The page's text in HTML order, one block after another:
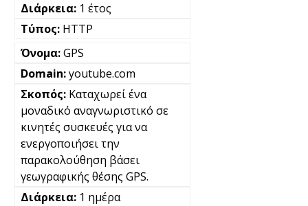
1 έτος
HTTP
GPS
youtube.com
Καταχωρεί ένα
μοναδικό αναγνωριστικό σε
κινητές συσκευές για να
ενεργοποιήσει την
παρακολούθηση βάσει
γεωγραφικής θέσης GPS.
1 ημέρα